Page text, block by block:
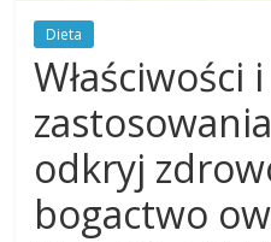
Dieta
Właściwości i
odkryj
bogactwo